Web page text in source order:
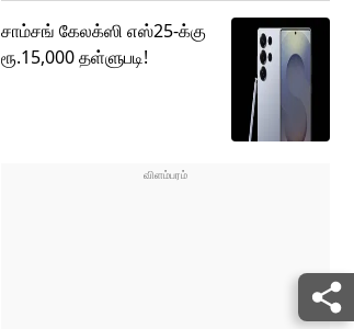
சாம்சங் கேலக்ஸி எஸ்25-க்கு
ரூ.15,000 தள்ளுபடி!